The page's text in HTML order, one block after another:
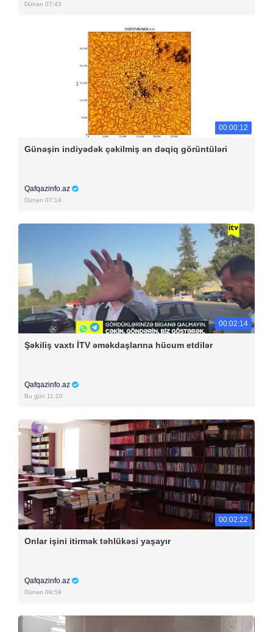
Dünən 07:43
00:00:12
Günəşin indiyədək çəkilmiş ən dəqiq görüntüləri
Qafqazinfo.az
Dünən 07:14
00:02:14
Şəkiliş vaxtı İTV əməkdaşlarına hücum etdilər
Qafqazinfo.az
Bu gün 11:10
00:02:22
Onlar işini itirmək təhlükəsi yaşayır
Qafqazinfo.az
Dünən 09:59